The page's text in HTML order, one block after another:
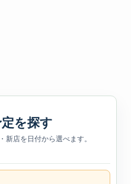
を探す
店を日付から選べます。